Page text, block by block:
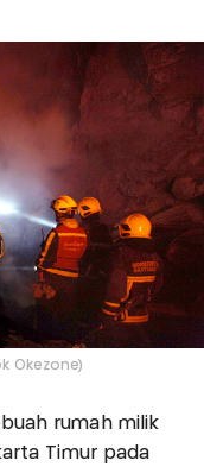
Okezone)
rumah milik
Timur pada